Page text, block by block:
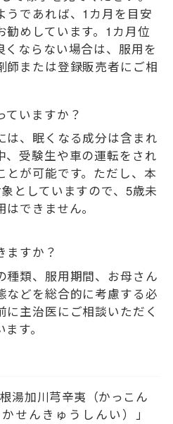
うであれば、1カ月を目安
勧めしています。1カ月位
くならない場合は、服用を
師または登録販売者にご相
ていますか？
は、眠くなる成分は含まれ
、受験生や車の運転をされ
とが可能です。ただし、本
としていますので、5歳未
できません。
ますか？
種類、服用期間、お母さん
などを総合的に考慮する必
に主治医にご相談いただく
す。
根湯加川芎辛夷（かっこん
せんきゅうしんい）」